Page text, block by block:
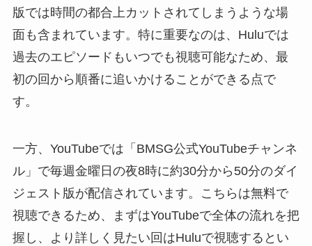
版では時間の都合上カットされてしまうような場
面も含まれています。特に重要なのは、Huluでは
過去のエピソードもいつでも視聴可能なため、最
初の回から順番に追いかけることができる点で
す。
一方、YouTubeでは「BMSG公式YouTubeチャンネ
ル」で毎週金曜日の夜8時に約30分から50分のダイ
ジェスト版が配信されています。こちらは無料で
視聴できるため、まずはYouTubeで全体の流れを把
握し、より詳しく見たい回はHuluで視聴するとい